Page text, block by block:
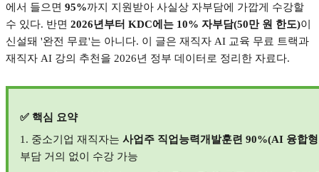
에서 들으면 95%까지 지원받아 사실상 자부담에 가깝게 수강할
수 있다. 반면 2026년부터 KDC에는 10% 자부담(50만 원 한도)이
신설돼 '완전 무료'는 아니다. 이 글은 재직자 AI 교육 무료 트랙과
재직자 AI 강의 추천을 2026년 정부 데이터로 정리한 자료다.
✅ 핵심 요약
1. 중소기업 재직자는 사업주 직업능력개발훈련 90%(AI 융합
부담 거의 없이 수강 가능